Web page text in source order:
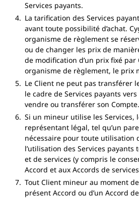
Services payants.
La tarification des Services
avant toute possibilité d’achat.
organisme de règlement se
ou de changer les prix de
de modification d’un prix fixé par
organisme de règlement, le prix
Le Client ne peut pas transférer
le cadre de Services payants
vendre ou transférer son Compte.
Si un mineur utilise les Services,
représentant légal, tel qu’un
nécessaire pour toute utilisation
l’utilisation des Services payants
et de services (y compris le
Accord et aux Accords de
Tout Client mineur au moment
présent Accord ou d’un Accord